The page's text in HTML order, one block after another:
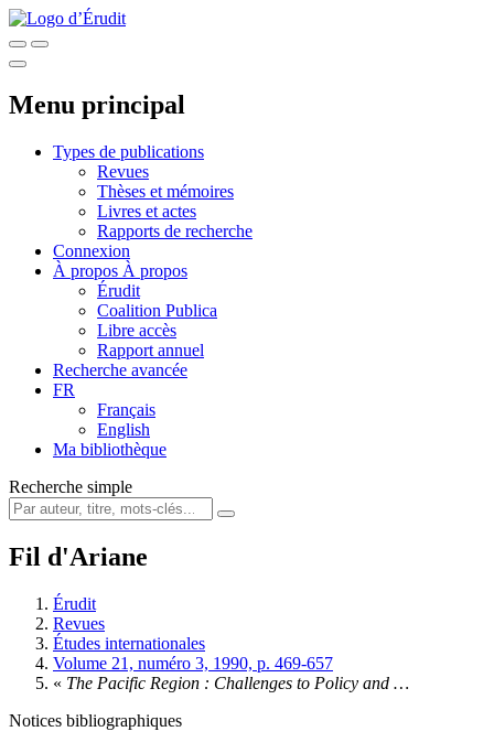
Menu principal
Types de publications
Revues
Thèses et mémoires
Livres et actes
Rapports de recherche
Connexion
À propos À propos
Érudit
Coalition Publica
Libre accès
Rapport annuel
Recherche avancée
FR
Français
English
Ma bibliothèque
Recherche simple
Fil d'Ariane
Érudit
Revues
Études internationales
Volume 21, numéro 3, 1990, p. 469-657
« The Pacific Region : Challenges to Policy and …
Notices bibliographiques